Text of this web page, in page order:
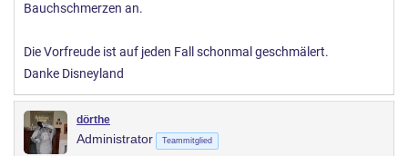
Bauchschmerzen an.
Die Vorfreude ist auf jeden Fall schonmal geschmälert.
Danke Disneyland
dörthe
Administrator Teammitglied